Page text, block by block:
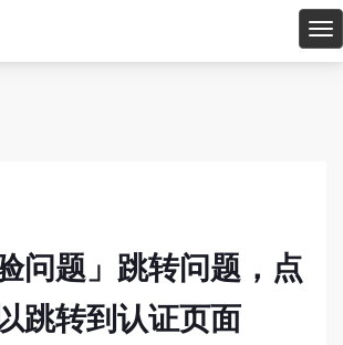
星
问题」跳转问题，点
跳转到认证页面